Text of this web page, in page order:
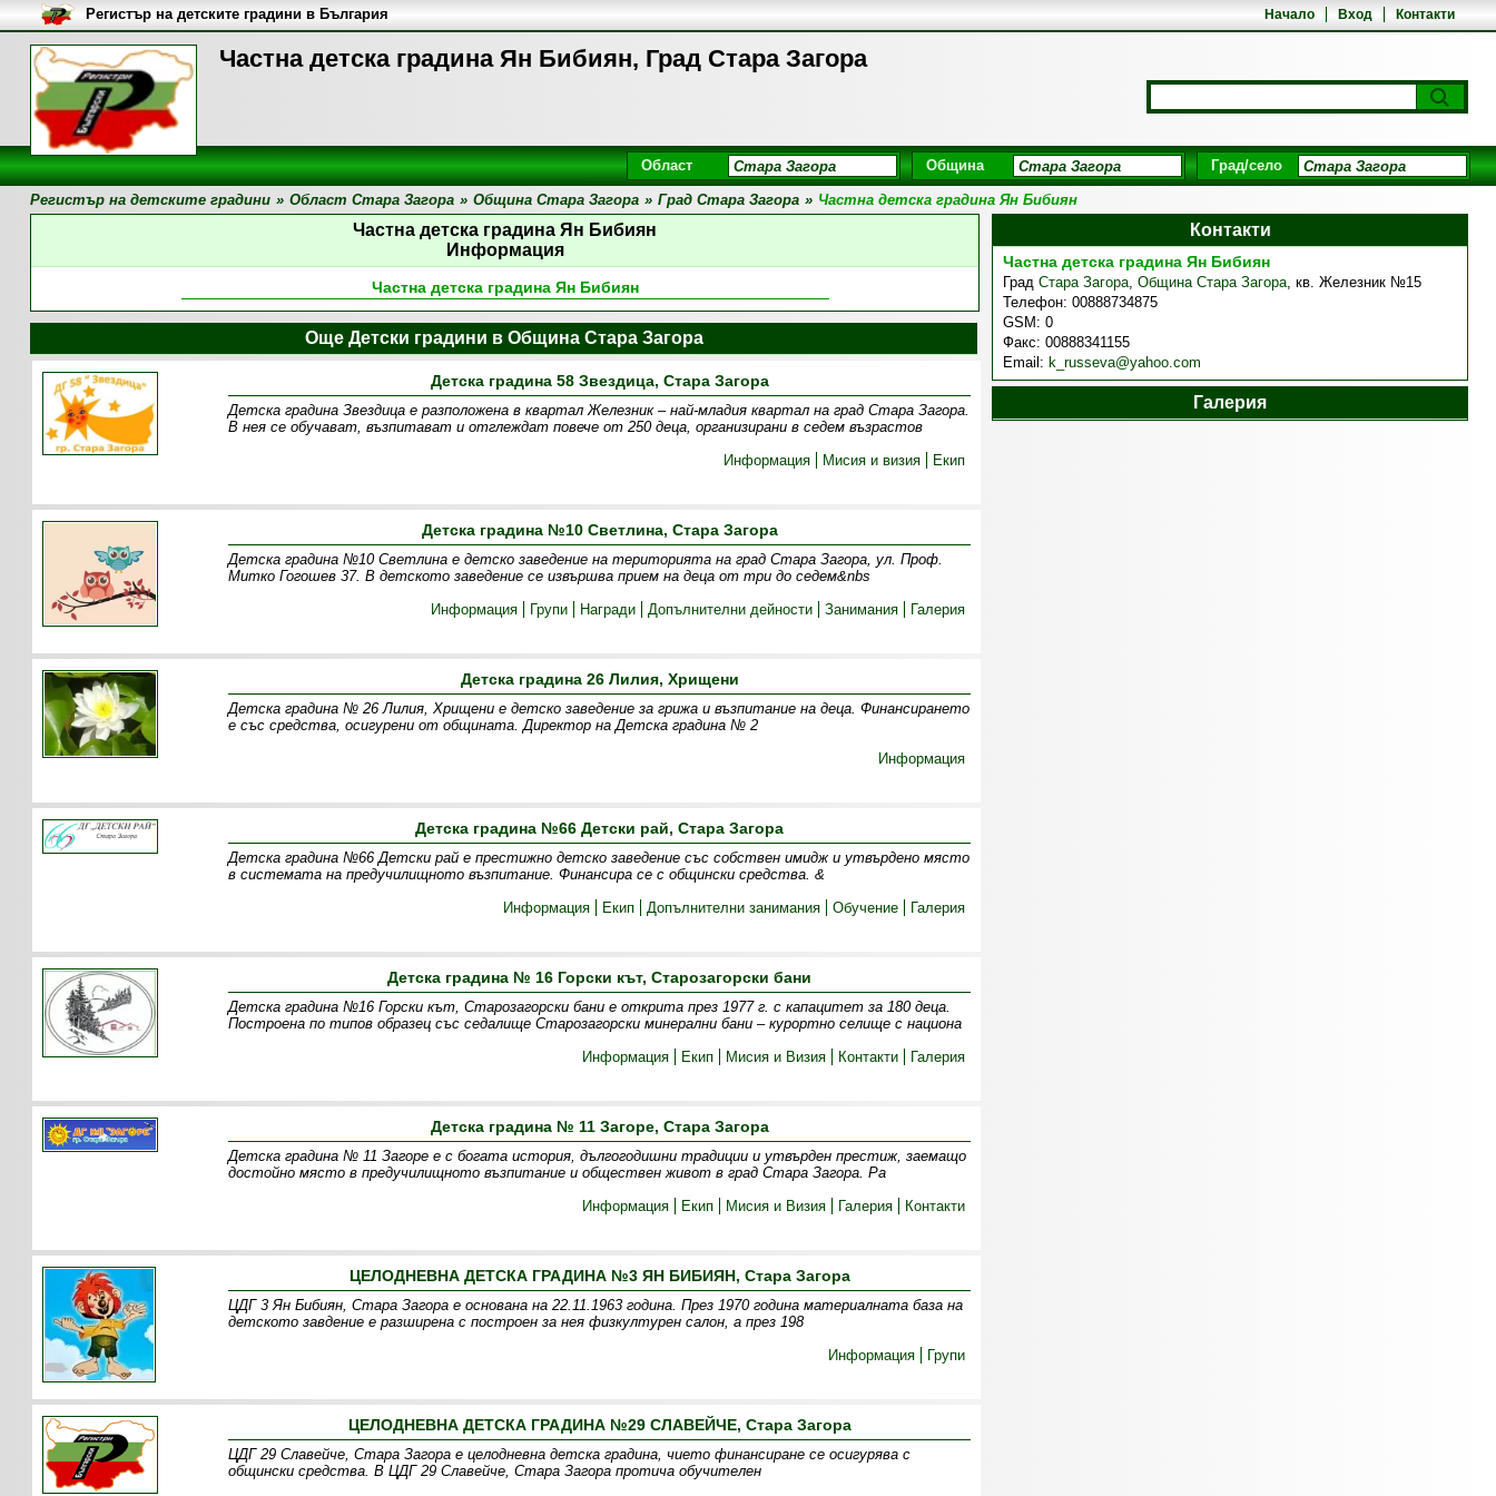
Частна детска градина Ян Бибиян, Град Стара Загора
Начало Вход Контакти
Регистър на детските градини в България
Област Община Град/село
Регистър на детските градини » Област Стара Загора » Община Стара Загора » Град Стара Загора » Частна детска градина Ян Бибиян
Частна детска градина Ян Бибиян
Информация
Частна детска градина Ян Бибиян
Контакти
Частна детска градина Ян Бибиян
Град Стара Загора, Община Стара Загора, кв. Железник №15
Телефон: 00888734875
GSM: 0
Факс: 00888341155
Email: k_russeva@yahoo.com
Галерия
Още Детски градини в Община Стара Загора
Детска градина 58 Звездица, Стара Загора
Детска градина Звездица е разположена в квартал Железник – най-младия квартал на град Стара Загора.
В нея се обучават, възпитават и отглеждат повече от 250 деца, организирани в седем възрастов
Информация
Мисия и визия Екип
Детска градина №10 Светлина, Стара Загора
Детска градина №10 Светлина е детско заведение на територията на град Стара Загора, ул. Проф.
Митко Гогошев 37. В детското заведение се извършва прием на деца от три до седем&nbs
Информация
Групи Награди Допълнителни дейности Занимания Галерия
Детска градина 26 Лилия, Хрищени
Детска градина № 26 Лилия, Хрищени е детско заведение за грижа и възпитание на деца. Финансирането
е със средства, осигурени от общината. Директор на Детска градина № 2
Информация
Детска градина №66 Детски рай, Стара Загора
Детска градина №66 Детски рай е престижно детско заведение със собствен имидж и утвърдено място
в системата на предучилищното възпитание. Финансира се с общински средства. &
Информация
Екип Допълнителни занимания Обучение Галерия
Детска градина № 16 Горски кът, Старозагорски бани
Детска градина №16 Горски кът, Старозагорски бани е открита през 1977 г. с капацитет за 180 деца.
Построена по типов образец със седалище Старозагорски минерални бани – курортно селище с национа
Информация
Екип Мисия и Визия Контакти Галерия
Детска градина № 11 Загоре, Стара Загора
Детска градина № 11 Загоре е с богата история, дългогодишни традиции и утвърден престиж, заемащо
достойно място в предучилищното възпитание и обществен живот в град Стара Загора. Ра
Информация
Екип Мисия и Визия Галерия Контакти
ЦЕЛОДНЕВНА ДЕТСКА ГРАДИНА №3 ЯН БИБИЯН, Стара Загора
ЦДГ 3 Ян Бибиян, Стара Загора е основана на 22.11.1963 година. През 1970 година материалната база на
детското завдение е разширена с построен за нея физкултурен салон, а през 198
Информация
Групи
ЦЕЛОДНЕВНА ДЕТСКА ГРАДИНА №29 СЛАВЕЙЧЕ, Стара Загора
ЦДГ 29 Славейче, Стара Загора е целодневна детска градина, чието финансиране се осигурява с
общински средства. В ЦДГ 29 Славейче, Стара Загора протича обучителен